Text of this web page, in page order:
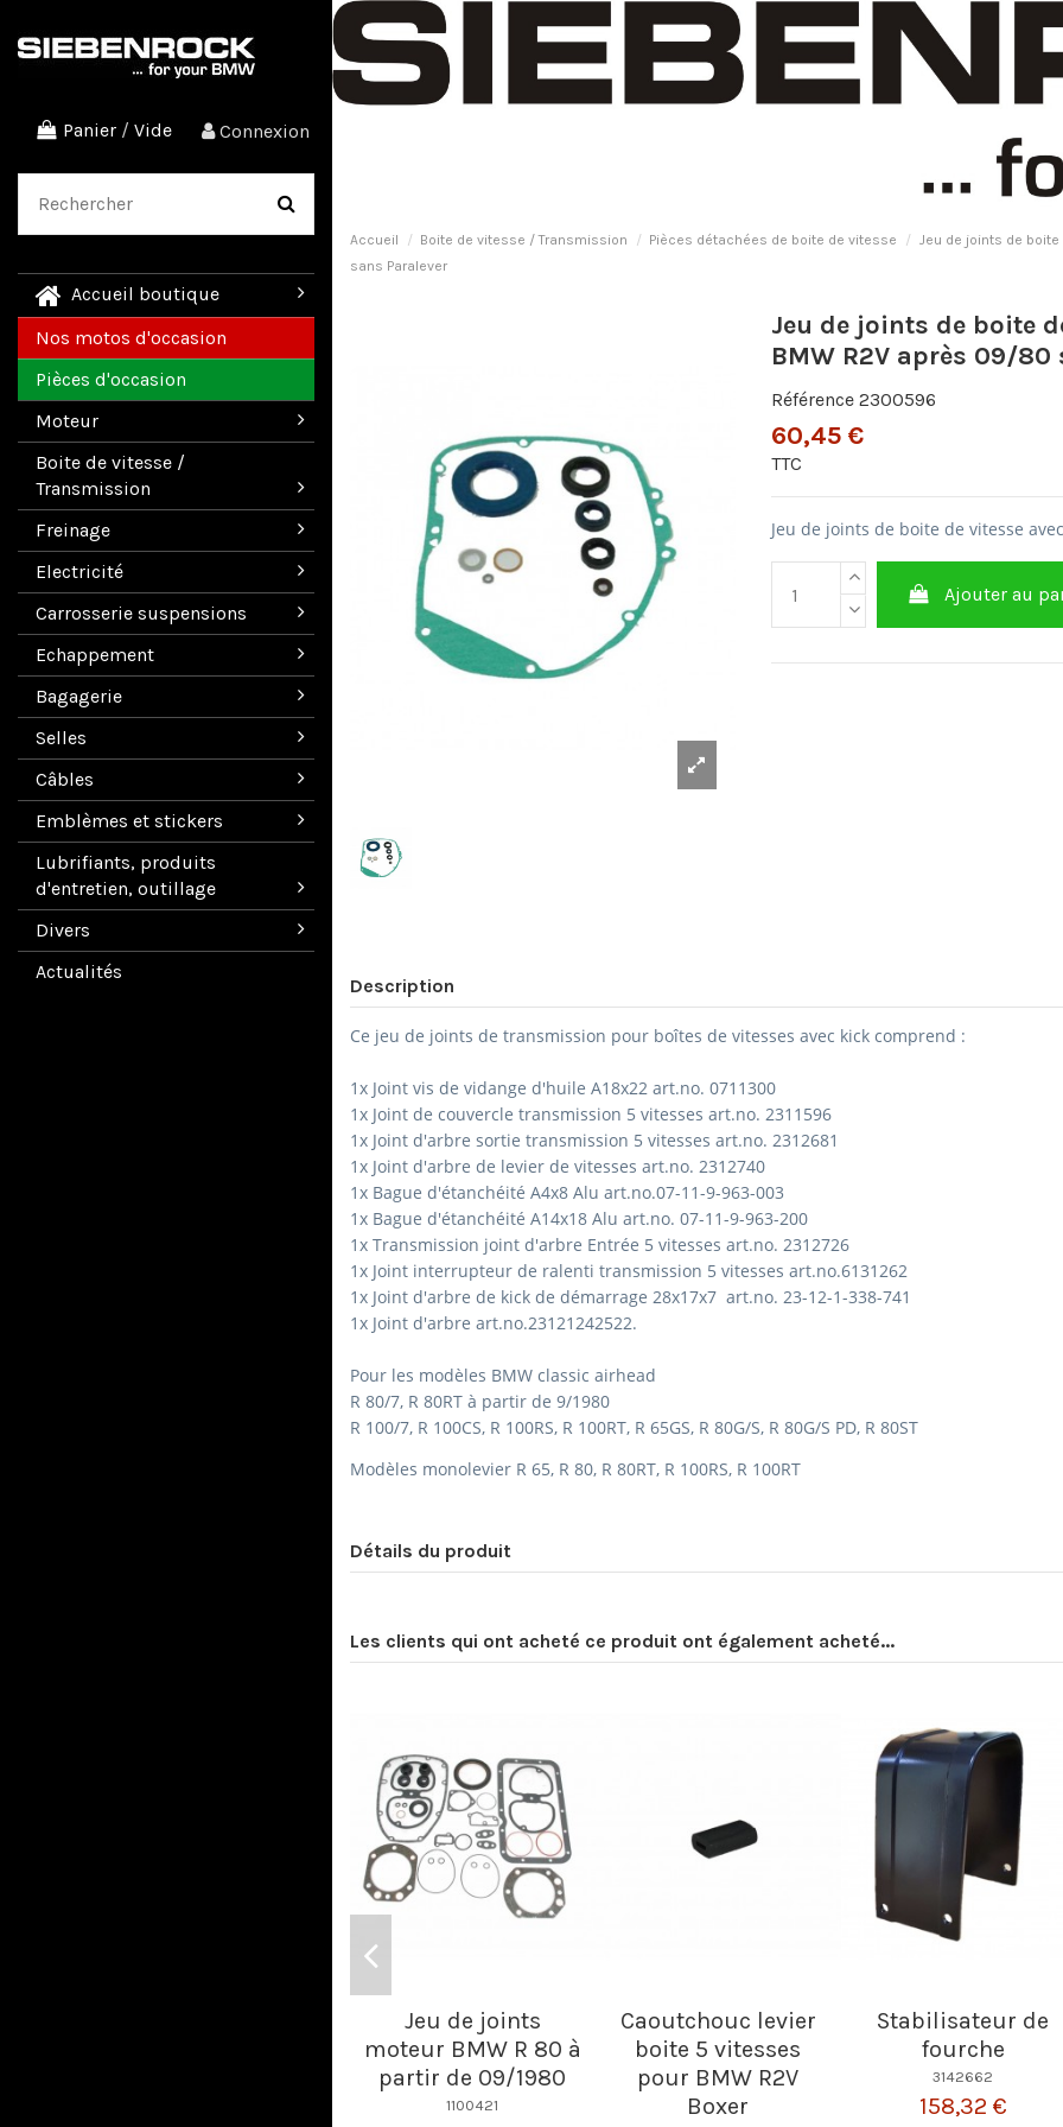
Panier / Vide Connexion
Accueil boutique
Nos motos d'occasion
Pièces d'occasion
Moteur
Boite de vitesse /
Transmission
Freinage
Electricité
Carrosserie suspensions
Echappement
Bagagerie
Selles
Câbles
Emblèmes et stickers
Lubrifiants, produits
d'entretien, outillage
Divers
Actualités
Accueil Boite de vitesse / Transmission Pièces détachées de boite de vitesse
Jeu de joints de
sans Paralever
Jeu de joints de boite
BMW R2V après 09/80
Référence 2300596
60,45 €
TTC
Jeu de joints de boite de vitesse
Ajouter au
Description
Ce jeu de joints de transmission pour boîtes de vitesses avec kick comprend :
1x Joint vis de vidange d'huile A18x22 art.no. 0711300
1x Joint de couvercle transmission 5 vitesses art.no. 2311596
1x Joint d'arbre sortie transmission 5 vitesses art.no. 2312681
1x Joint d'arbre de levier de vitesses art.no. 2312740
1x Bague d'étanchéité A4x8 Alu art.no.07-11-9-963-003
1x Bague d'étanchéité A14x18 Alu art.no. 07-11-9-963-200
1x Transmission joint d'arbre Entrée 5 vitesses art.no. 2312726
1x Joint interrupteur de ralenti transmission 5 vitesses art.no.6131262
1x Joint d'arbre de kick de démarrage 28x17x7 art.no. 23-12-1-338-741
1x Joint d'arbre art.no.23121242522.
Pour les modèles BMW classic airhead
R 80/7, R 80RT à partir de 9/1980
R 100/7, R 100CS, R 100RS, R 100RT, R 65GS, R 80G/S, R 80G/S PD, R 80ST
Modèles monolevier R 65, R 80, R 80RT, R 100RS, R 100RT
Détails du produit
Les clients qui ont acheté ce produit ont également acheté...
Jeu de joints
moteur BMW R 80 à
partir de 09/1980
1100421
Caoutchouc levier
boite 5 vitesses
pour BMW R2V
Boxer
Stabilisateur de
fourche
3142662
158,32 €